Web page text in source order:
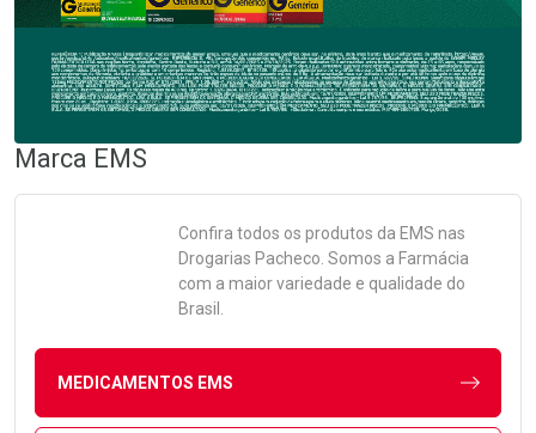
Marca EMS
Confira todos os produtos da EMS nas
Drogarias Pacheco. Somos a Farmácia
com a maior variedade e qualidade do
Brasil.
MEDICAMENTOS EMS